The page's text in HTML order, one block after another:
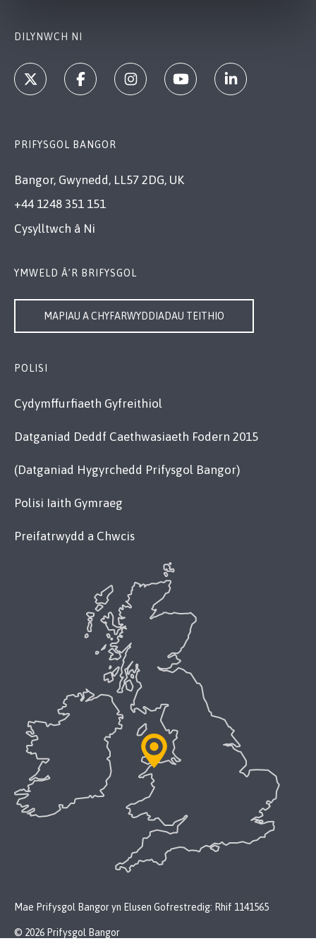
DILYNWCH NI
PRIFYSGOL BANGOR
Bangor, Gwynedd, LL57 2DG, UK
+44 1248 351 151
Cysylltwch â Ni
YMWELD Â’R BRIFYSGOL
MAPIAU A CHYFARWYDDIADAU TEITHIO
POLISI
Cydymffurfiaeth Gyfreithiol
Datganiad Deddf Caethwasiaeth Fodern 2015
(Datganiad Hygyrchedd Prifysgol Bangor)
Polisi Iaith Gymraeg
Preifatrwydd a Chwcis
Mae Prifysgol Bangor yn Elusen Gofrestredig: Rhif 1141565
© 2026 Prifysgol Bangor